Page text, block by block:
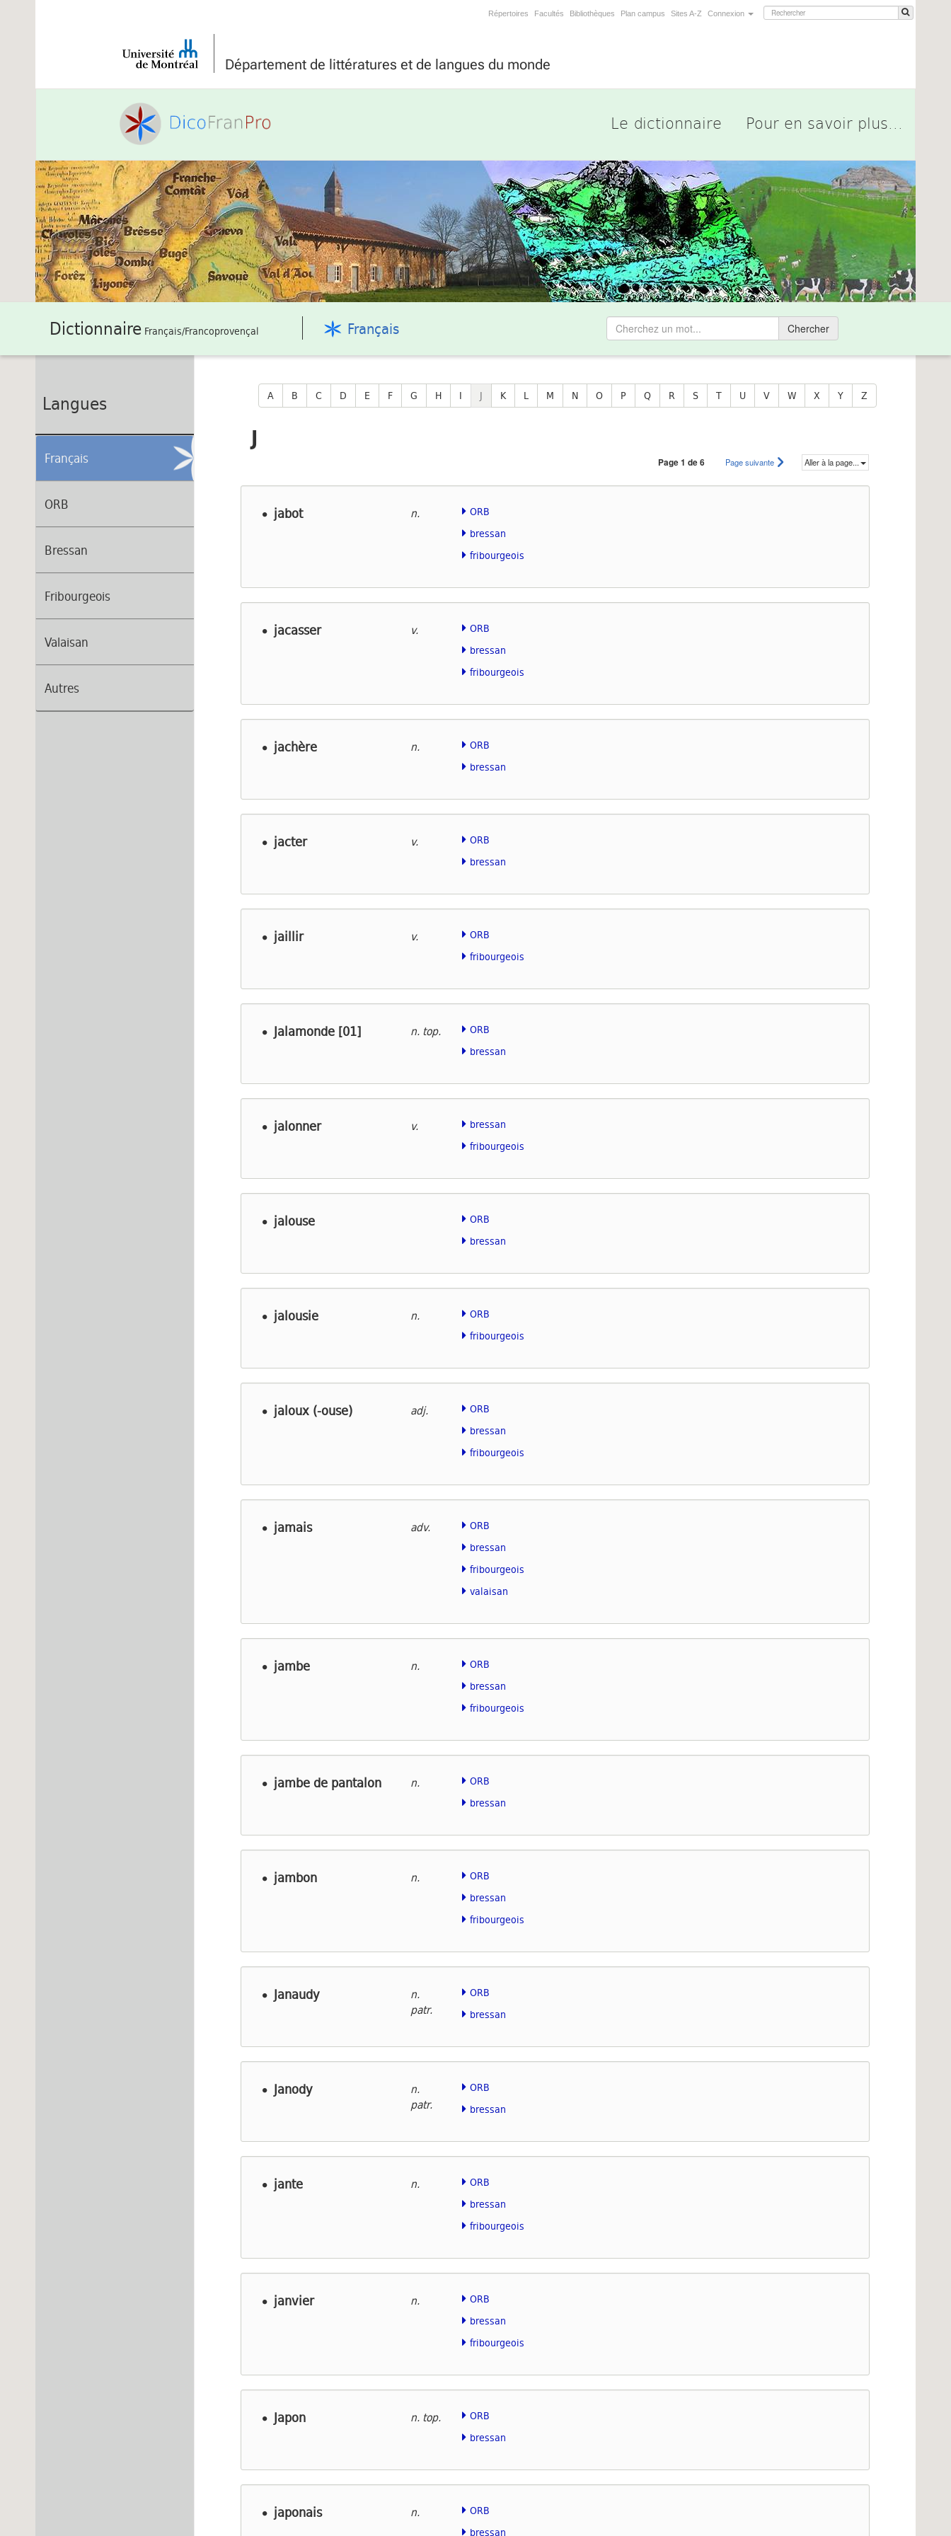
Répertoires Facultés Bibliothèques Plan campus Sites A-Z Connexion
Département de littératures et de langues du monde
Pour en savoir plus...
Le dictionnaire
Dictionnaire Français/Francoprovençal Français Chercher
Langues
Français
ORB
Bressan
Fribourgeois
Valaisan
Autres
A B C D E F G H I J K L M N O P Q R S T U V W X Y Z
J
Page 1 de 6 Page suivante Aller à la page...
jabot n.
ORB
bressan
fribourgeois
jacasser v.
ORB
bressan
fribourgeois
jachère n.
ORB
bressan
jacter v.
ORB
bressan
jaillir v.
ORB
fribourgeois
Jalamonde [01] n. top.
ORB
bressan
jalonner v.
bressan
fribourgeois
jalouse
ORB
bressan
jalousie n.
ORB
fribourgeois
jaloux (-ouse) adj.
ORB
bressan
fribourgeois
jamais adv.
ORB
bressan
fribourgeois
valaisan
jambe n.
ORB
bressan
fribourgeois
jambe de pantalon n.
ORB
bressan
jambon n.
ORB
bressan
fribourgeois
Janaudy
n.
patr.
ORB
bressan
Janody
n.
patr.
ORB
bressan
jante n.
ORB
bressan
fribourgeois
janvier n.
ORB
bressan
fribourgeois
Japon n. top.
ORB
bressan
japonais n.
ORB
bressan